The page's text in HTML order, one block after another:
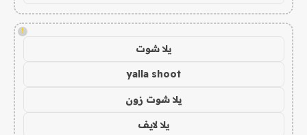
!
يلا شوت
yalla shoot
يلا شوت زون
يلا لايف